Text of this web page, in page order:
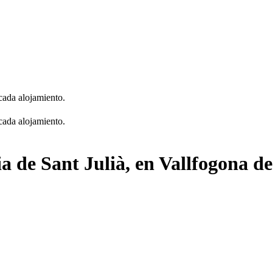
alojamiento.
alojamiento.
de Sant Julià, en Vallfogona